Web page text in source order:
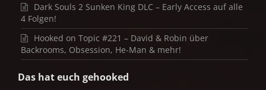
Dark Souls 2 Sunken King DLC – Early Access auf alle
4 Folgen!
Hooked on Topic #221 – David & Robin über
Backrooms, Obsession, He-Man & mehr!
Das hat euch gehooked